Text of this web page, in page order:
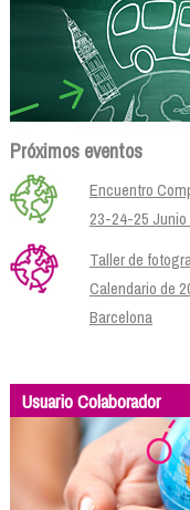
Próximos eventos
Encuentro
23-24-25 Junio
Taller de
Calendario de
Barcelona
Usuario Colaborador